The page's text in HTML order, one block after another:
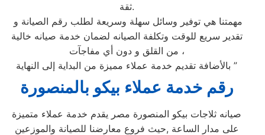
ثقة.
تقدير سريع للوقت وتكلفة الصيانه لضمان خدمة صيانه خالية
من القلق و دون أي مفاجآت ،
بالأضافة تقديم خدمة عملاء مميزة من البداية إلى النهاية ”
رقم خدمة عملاء بيكو بالمنصورة
صيانه ثلاجات بيكو المنصورة مصر يقدم خدمة عملاء متميزة
على مدار الساعة ,حيث فروع معارضنا للصيانة والموزعين